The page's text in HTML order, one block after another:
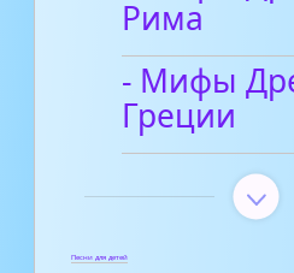
Рима
- Мифы
Греции
Песни для детей